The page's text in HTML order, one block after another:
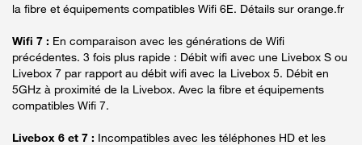
la fibre et équipements compatibles Wifi 6E. Détails sur orange.fr
Wifi 7 : En comparaison avec les générations de Wifi
précédentes. 3 fois plus rapide : Débit wifi avec une Livebox S ou
Livebox 7 par rapport au débit wifi avec la Livebox 5. Débit en
5GHz à proximité de la Livebox. Avec la fibre et équipements
compatibles Wifi 7.
Livebox 6 et 7 : Incompatibles avec les téléphones HD et les